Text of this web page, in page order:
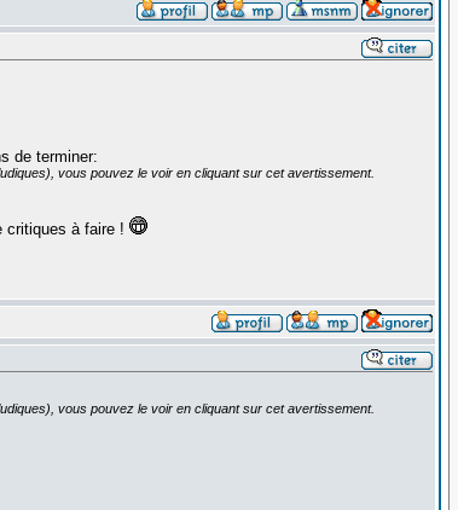
de terminer:
vous pouvez le voir en cliquant sur cet avertissement.
critiques à faire !
vous pouvez le voir en cliquant sur cet avertissement.